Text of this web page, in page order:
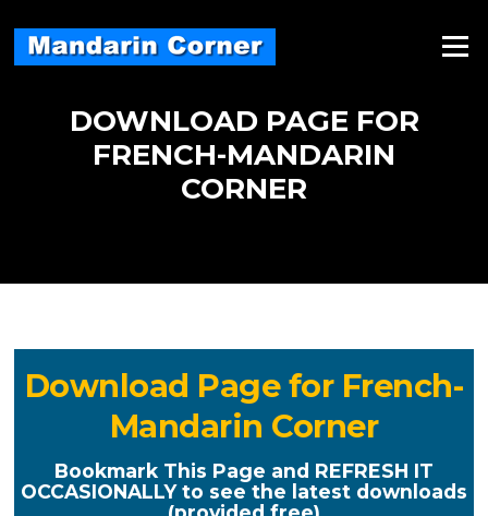
content
Menu
DOWNLOAD PAGE FOR
FRENCH-MANDARIN
CORNER
Download Page for French-
Mandarin Corner
Bookmark This Page and REFRESH IT
OCCASIONALLY to see the latest downloads